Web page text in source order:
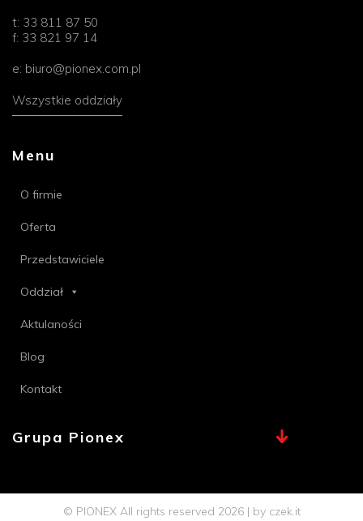
t: 33 811 87 50
f: 33 821 97 14
e: biuro@pionex.com.pl
Wszystkie oddziały
Menu
O firmie
Oferta
Przedstawiciele
Oddział
Aktulaności
Blog
Kontakt
Grupa Pionex
Chemia Bielsko
Profi PSB© PIONEX All rights reserved 2026 | by czek.it